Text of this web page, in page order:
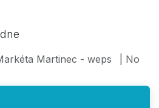
Martinec - weps
| No